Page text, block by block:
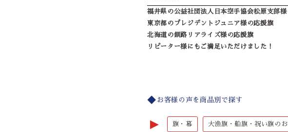
福井県の公益社団法人日本空手協会松原支部
東京都のプレジデントジュニア様の応援旗
北海道の釧路リアライズ様の応援旗
リピーター様にもご満足いただけました！
お客様の声を商品別で探す
► 旗・幕 大漁旗・船旗・祝い旗の